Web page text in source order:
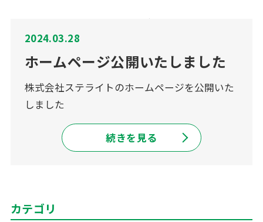
2024.03.28
ホームページ公開いたしました
株式会社ステライトのホームページを公開いた
しました
続きを見る
カテゴリ